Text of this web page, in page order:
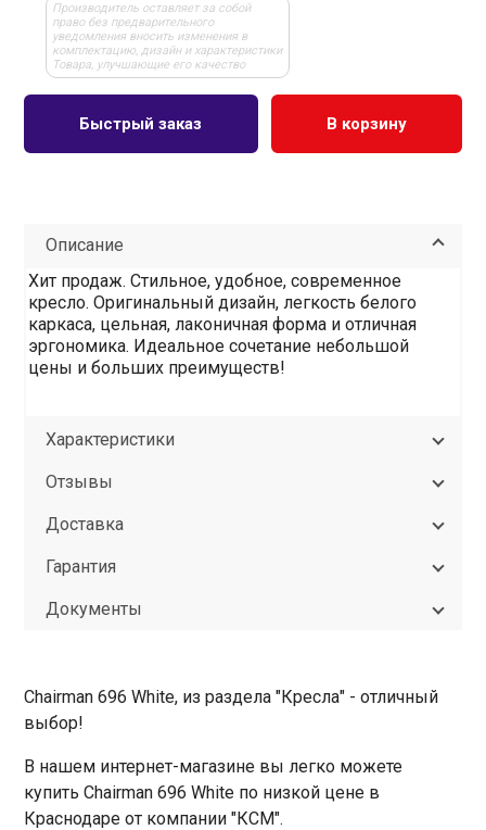
Производитель оставляет за собой
право без предварительного
уведомления вносить изменения в
комплектацию, дизайн и характеристики
Товара, улучшающие его качество
В корзину
Быстрый заказ
Описание
Хит продаж. Стильное, удобное, современное
кресло. Оригинальный дизайн, легкость белого
каркаса, цельная, лаконичная форма и отличная
эргономика. Идеальное сочетание небольшой
цены и больших преимуществ!
Характеристики
Отзывы
Доставка
Гарантия
Документы
Chairman 696 White, из раздела "Кресла" - отличный
выбор!
В нашем интернет-магазине вы легко можете
купить Chairman 696 White по низкой цене в
Краснодаре от компании "КСМ".